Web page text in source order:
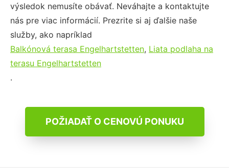
výsledok nemusíte obávať. Neváhajte a kontaktujte
nás pre viac informácií. Prezrite si aj ďalšie naše
služby, ako napríklad
Balkónová terasa Engelhartstetten, Liata podlaha na
terasu Engelhartstetten
.
POŽIADAŤ O CENOVÚ PONUKU